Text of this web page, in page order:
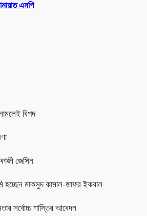
এমপি
বিপদ
জেসিন
হচ্ছেন মাকসুদ কামাল-জাফর ইকবাল
সর্বোচ্চ শাস্তির আবেদন